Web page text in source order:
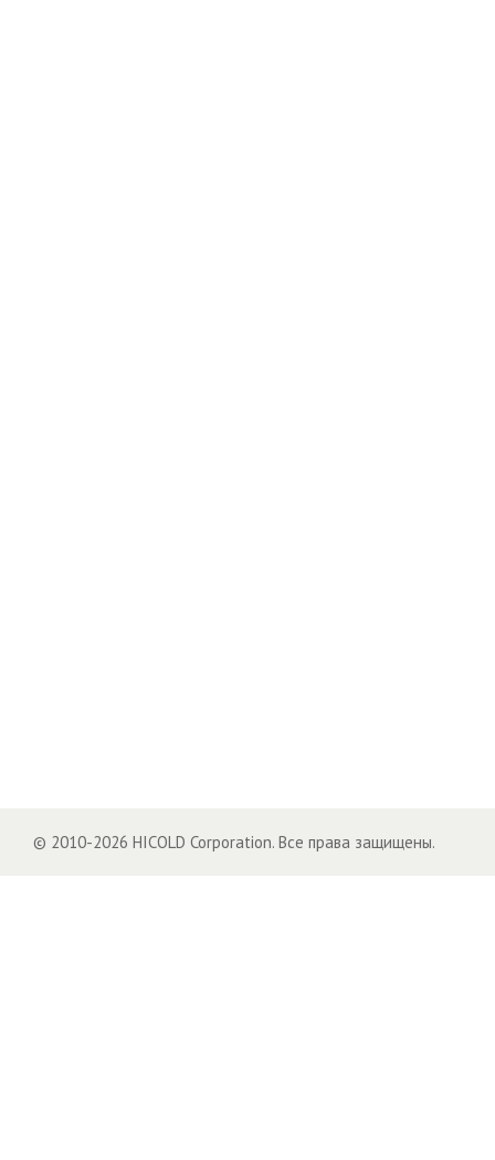
© 2010-2026 HICOLD Corporation. Все права защищены.